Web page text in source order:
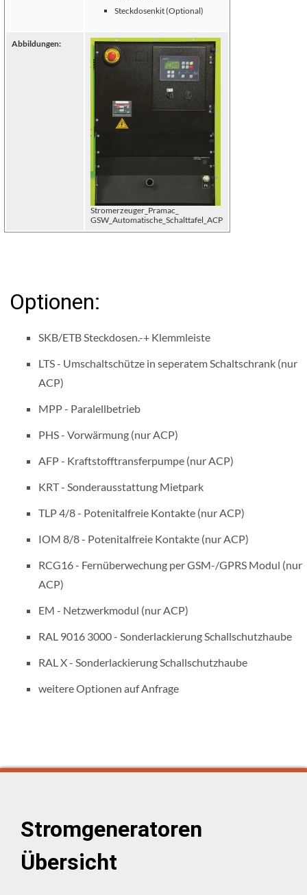
Steckdosenkit (Optional)
Abbildungen:
Stromerzeuger_Pramac_
GSW_Automatische_Schalttafel_ACP
Optionen:
SKB/ETB Steckdosen.-+ Klemmleiste
LTS - Umschaltschütze in seperatem Schaltschrank (nur
ACP)
MPP - Paralellbetrieb
PHS - Vorwärmung (nur ACP)
AFP - Kraftstofftransferpumpe (nur ACP)
KRT - Sonderausstattung Mietpark
TLP 4/8 - Potenitalfreie Kontakte (nur ACP)
IOM 8/8 - Potenitalfreie Kontakte (nur ACP)
RCG16 - Fernüberwechung per GSM-/GPRS Modul (nur
ACP)
EM - Netzwerkmodul (nur ACP)
RAL 9016 3000 - Sonderlackierung Schallschutzhaube
RAL X - Sonderlackierung Schallschutzhaube
weitere Optionen auf Anfrage
Stromgeneratoren
Übersicht